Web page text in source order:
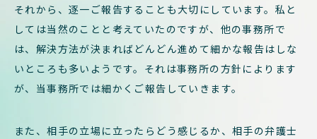
それから、逐一ご報告することも大切にしています。私と
しては当然のことと考えていたのですが、他の事務所で
は、解決方法が決まればどんどん進めて細かな報告はしな
いところも多いようです。それは事務所の方針によります
が、当事務所では細かくご報告していきます。
また、相手の立場に立ったらどう感じるか、相手の弁護士